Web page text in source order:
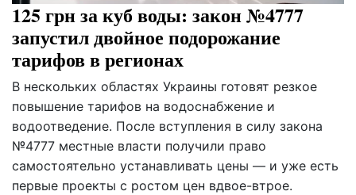
125 грн за куб воды: закон №4777
запустил двойное подорожание
тарифов в регионах
В нескольких областях Украины готовят резкое
повышение тарифов на водоснабжение и
водоотведение. После вступления в силу закона
№4777 местные власти получили право
самостоятельно устанавливать цены — и уже есть
первые проекты с ростом цен вдвое-втрое.